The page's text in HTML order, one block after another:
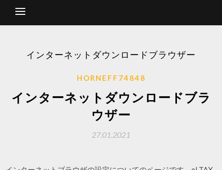
インターネットダウンロードブラウザー
HORNEFF74848
インターネットダウンロードブラ
ウザー
27.01.2021